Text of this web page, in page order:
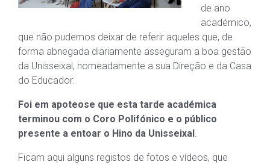
de ano
académico,
que não pudemos deixar de referir aqueles que, de
forma abnegada diariamente asseguram a boa gestão
da Unisseixal, nomeadamente a sua Direção e da Casa
do Educador.
Foi em apoteose que esta tarde académica
terminou com o Coro Polifónico e o público
presente a entoar o Hino da Unisseixal.
Ficam aqui alguns registos de fotos e vídeos, que